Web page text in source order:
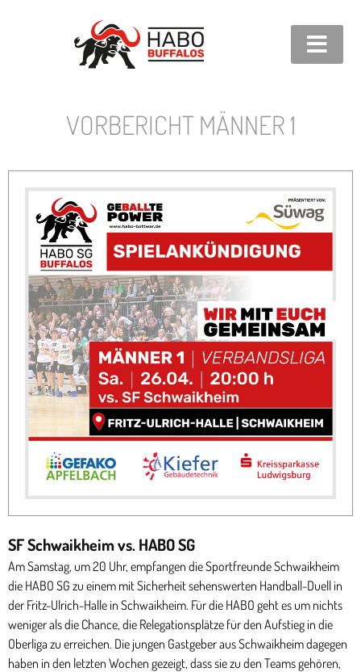
VORBERICHT MÄNNER 1
SF Schwaikheim vs. HABO SG
Am Samstag, um 20 Uhr, empfangen die Sportfreunde Schwaikheim
die HABO SG zu einem mit Sicherheit sehenswerten Handball-Duell in
der Fritz-Ulrich-Halle in Schwaikheim. Für die HABO geht es um nichts
weniger als die Chance, die Relegationsplätze für den Aufstieg in die
Oberliga zu erreichen. Die jungen Gastgeber aus Schwaikheim dagegen
haben in den letzten Wochen gezeigt, dass sie zu den Teams gehören,